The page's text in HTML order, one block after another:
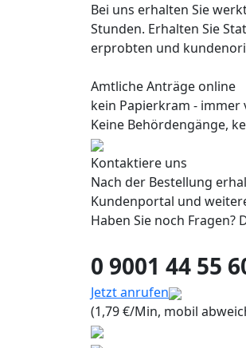
Bei uns erhalten Sie
Stunden. Erhalten Sie
erprobten und
Amtliche Anträge online
kein Papierkram -
Keine Behördengänge,
Kontaktiere uns
Nach der Bestellung
Kundenportal und
Haben Sie noch Fragen?
0 9001 44 55
Jetzt anrufen
(1,79 €/Min, mobil